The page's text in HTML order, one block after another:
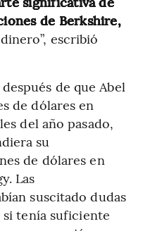
de Berkshire,
escribió
de que Abel
de dólares en
del año pasado,
su
de dólares en
Las
suscitado dudas
tenía suficiente